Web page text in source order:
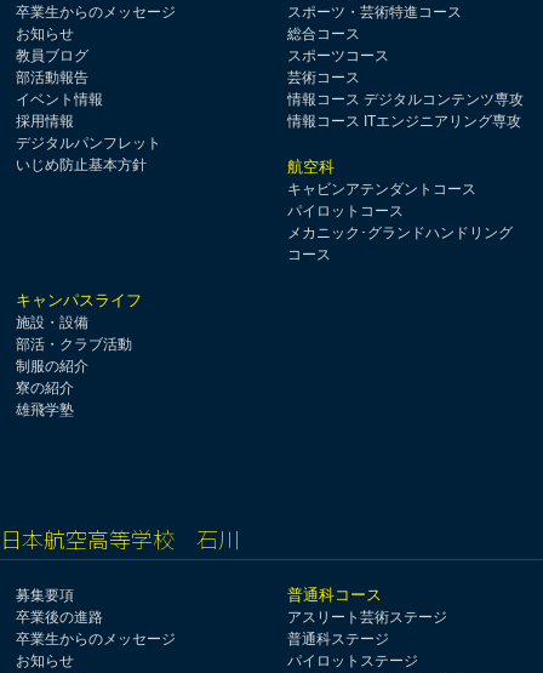
卒業生からのメッセージ
お知らせ
教員ブログ
部活動報告
イベント情報
採用情報
デジタルパンフレット
いじめ防止基本方針
スポーツ・芸術特進コース
総合コース
スポーツコース
芸術コース
情報コース デジタルコンテンツ専攻
情報コース ITエンジニアリング専攻
航空科
キャビンアテンダントコース
パイロットコース
メカニック･グランドハンドリング
コース
キャンパスライフ
施設・設備
部活・クラブ活動
制服の紹介
寮の紹介
雄飛学塾
日本航空高等学校 石川
募集要項
卒業後の進路
卒業生からのメッセージ
お知らせ
普通科コース
アスリート芸術ステージ
普通科ステージ
パイロットステージ